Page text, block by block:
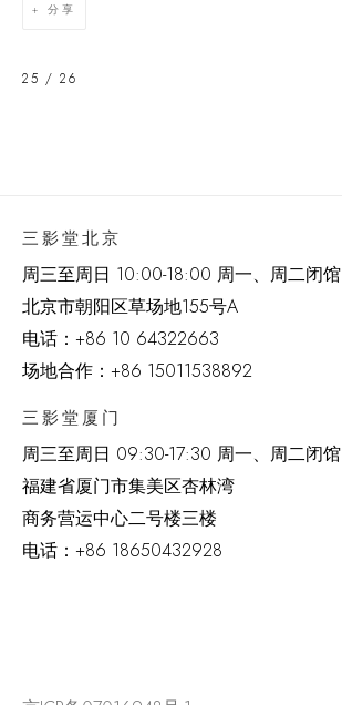
分享
25 / 26
三影堂北京
周三至周日 10:00-18:00 周一、周二闭馆
北京市朝阳区草场地155号A
电话： +86 10 64322663
场地合作：+86 15011538892
三影堂厦门
周三至周日 09:30-17:30 周一、周二闭馆
福建省厦门市集美区杏林湾
商务营运中心二号楼三楼
电话： +86 18650432928